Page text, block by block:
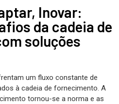
Inovar:
da cadeia de
soluções
um fluxo constante de
à cadeia de fornecimento. A
tornou-se a norma e as